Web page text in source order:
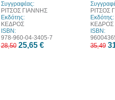
Συγγραφέας:
ΡΙΤΣΟΣ ΓΙΑΝΝΗΣ
Εκδότης:
ΚΕΔΡΟΣ
ISBN:
978-960-04-3405-7
28,50 25,65 €
ΡΙΤΣΟΣ
Εκδότης:
ΚΕΔΡΟΣ
ISBN:
35,49